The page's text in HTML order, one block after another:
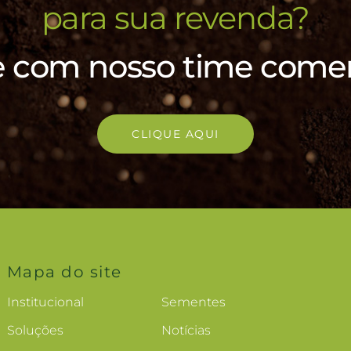
para sua revenda?
com nosso time
CLIQUE AQUI
Mapa do site
Institucional
Sementes
Soluções
Notícias